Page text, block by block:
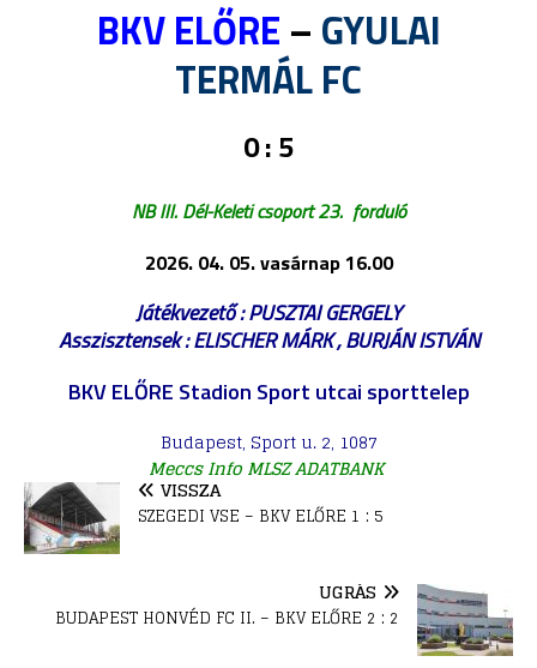
BKV ELŐRE – GYULAI
TERMÁL FC
0 : 5
NB III. Dél-Keleti csoport 23. forduló
2026. 04. 05. vasárnap 16.00
Játékvezető : PUSZTAI GERGELY
Asszisztensek : ELISCHER MÁRK , BURJÁN ISTVÁN
BKV ELŐRE Stadion Sport utcai sporttelep
Budapest, Sport u. 2, 1087
Meccs Info MLSZ ADATBANK
VISSZA
SZEGEDI VSE – BKV ELŐRE 1 : 5
UGRÁS
BUDAPEST HONVÉD FC II. – BKV ELŐRE 2 : 2